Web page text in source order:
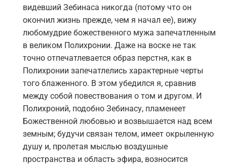
видевший Зебинаса никогда (потому что он
окончил жизнь прежде, чем я начал ее), вижу
любомудрие божественного мужа запечатленным
в великом Полихронии. Даже на воске не так
точно отпечатлевается образ перстня, как в
Полихронии запечатлелись характерные черты
того блаженного. В этом убедился я, сравнив
между собой повествования о том и другом. И
Полихроний, подобно Зебинасу, пламенеет
Божественной любовью и возвышается над всем
земным; будучи связан телом, имеет окрыленную
душу и, пролетая мыслью воздушные
пространства и область эфира, возносится